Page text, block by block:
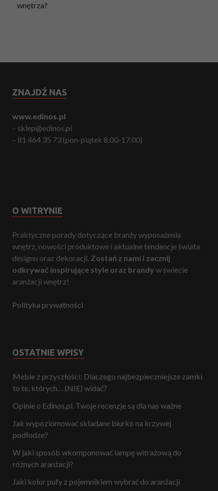
wnętrza?
ZNAJDŹ NAS
www.edinos.pl
– sklep@edinos.pl
– 81 464 35 73 (pon-piątek 8.00-17.00)
O WITRYNIE
Praktyczne porady dotyczące branży wyposażenia
wnętrz, nowości produktowe i aktualne tendencje świata
designu oraz dekoracji. Zostań z nami i zacznij
odkrywać inspirujące style oraz brandy w świecie
aranżacji wnętrz!
Polityka prywatności
OSTATNIE WPISY
Meble z przyszłości: Dlaczego najbezpieczniejsze zamki
to te, których… (NIE) widać?
Opinie o Edinos.pl. Twoje recenzje są dla nas ważne
Jak wypoziomować składane biurko na krzywej
podłodze?
W jaki sposób wkomponować lampę witrażową do
różnych aranżacji?
Jaki kolor pufy z pojemnikiem wybrać do aranżacji